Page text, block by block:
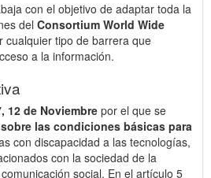
con el objetivo de adaptar toda la
del Consortium World Wide
cualquier tipo de barrera que
a la información.
12 de Noviembre por el que se
las condiciones básicas para
con discapacidad a las tecnologías,
con la sociedad de la
social. En el artículo 5